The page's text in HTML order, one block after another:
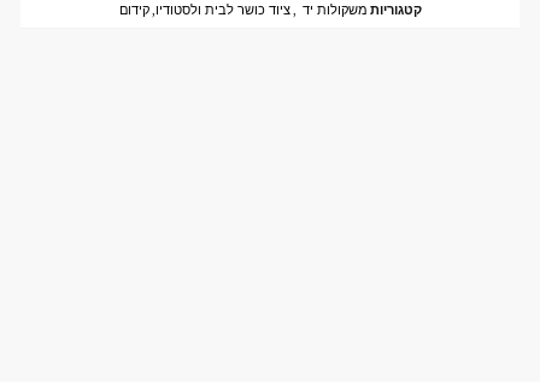
קטגוריות משקולות יד ,ציוד כושר לבית ולסטודיו ,קידום